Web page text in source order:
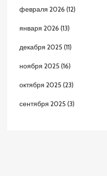
февраля 2026 (12)
января 2026 (13)
декабря 2025 (11)
ноября 2025 (16)
октября 2025 (23)
сентября 2025 (3)